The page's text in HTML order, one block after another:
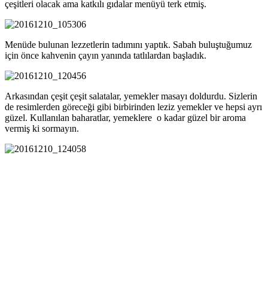
çeşitleri olacak ama katkılı gıdalar menüyü terk etmiş.
Menüde bulunan lezzetlerin tadımını yaptık. Sabah buluştuğumuz
için önce kahvenin çayın yanında tatlılardan başladık.
Arkasından çeşit çeşit salatalar, yemekler masayı doldurdu. Sizlerin
de resimlerden göreceği gibi birbirinden leziz yemekler ve hepsi ayrı
güzel. Kullanılan baharatlar, yemeklere o kadar güzel bir aroma
vermiş ki sormayın.